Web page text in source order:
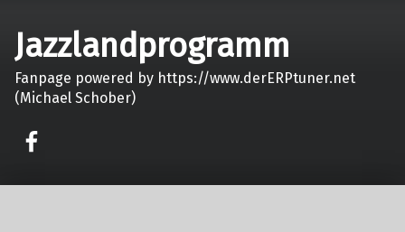
Jazzlandprogramm
Fanpage powered by https://www.derERPtuner.net
(Michael Schober)